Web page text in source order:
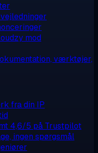
mod
værktøjer,
fra din IP
4,6/5 på Trustpilot
ingen spørgsmål